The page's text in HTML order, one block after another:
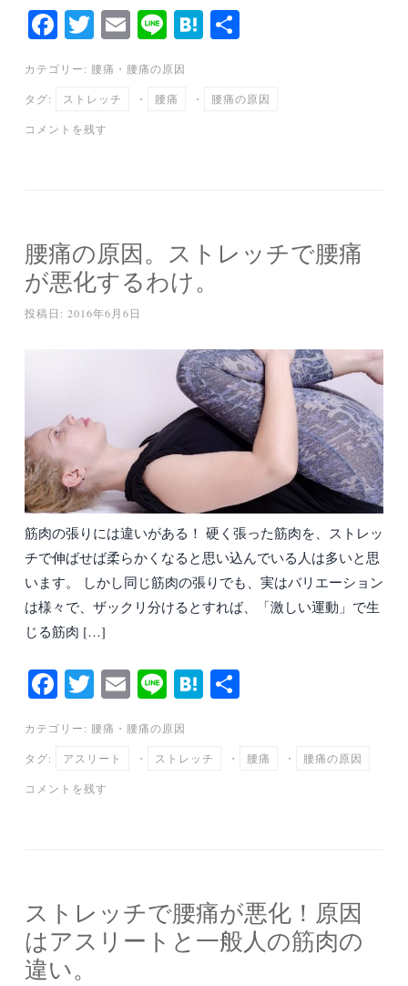
Fa
ce
bo
ok
T
wi
tte
r
E
m
ail
Li
ne
H
a
カテゴリー: 腰痛 ・ 腰痛の原因
タグ: ストレッチ ・ 腰痛 ・ 腰痛の原因
コメントを残す
腰痛の原因。ストレッチで腰痛
が悪化するわけ。
投稿日: 2016年6月6日
筋肉の張りには違いがある！ 硬く張った筋肉を、ストレッ
チで伸ばせば柔らかくなると思い込んでいる人は多いと思
います。 しかし同じ筋肉の張りでも、実はバリエーション
は様々で、ザックリ分けるとすれば、「激しい運動」で生
じる筋肉 […]
Fa
ce
bo
ok
T
wi
tte
r
E
m
ail
Li
ne
H
a
カテゴリー: 腰痛 ・ 腰痛の原因
タグ: アスリート ・ ストレッチ ・ 腰痛 ・ 腰痛の原因
コメントを残す
ストレッチで腰痛が悪化！原因
はアスリートと一般人の筋肉の
違い。